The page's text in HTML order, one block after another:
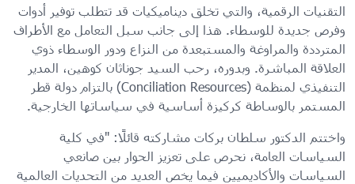
التقنيات الرقمية، والتي تخلق ديناميكيات قد تتطلب توفير أدوات
وفرص جديدة للوسطاء. هذا إلى جانب سبل التعامل مع الأطراف
المترددة والمراوغة والمستبعدة من النزاع ودور الوسطاء ذوي
العلاقة المباشرة. وبدوره، رحب السيد جوناثان كوهين، المدير
التنفيذي لمنظمة (Conciliation Resources) بالتزام دولة قطر
المستمر بالوساطة كركيزة أساسية في سياساتها الخارجية.
واختتم الدكتور سلطان بركات مشاركته قائلًا: "في كلية
السياسات العامة، نحرص على تعزيز الحوار بين صانعي
السياسات والأكاديميين فيما يخص العديد من التحديات العالمية